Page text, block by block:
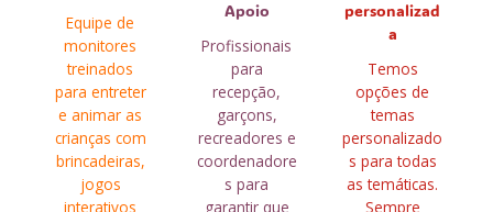
Equipe de
monitores
treinados
para entreter
e animar as
crianças com
brincadeiras,
jogos
interativos
Apoio
Profissionais
para
recepção,
garçons,
recreadores e
coordenadore
s para
garantir que
personalizad
a
Temos
opções de
temas
personalizado
s para todas
as temáticas.
Sempre